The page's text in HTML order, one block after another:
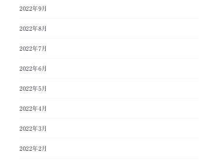
2022年9月
2022年8月
2022年7月
2022年6月
2022年5月
2022年4月
2022年3月
2022年2月